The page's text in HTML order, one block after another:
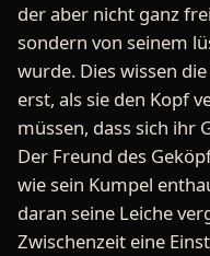
der aber nicht ganz
sondern von seinem
wurde. Dies wissen
erst, als sie den Kopf
müssen, dass sich ihr
Der Freund des
wie sein Kumpel
daran seine Leiche
Zwischenzeit eine